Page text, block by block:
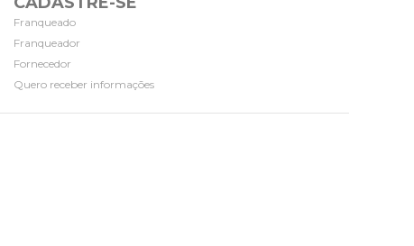
Franqueado
Franqueador
Fornecedor
Quero receber informações